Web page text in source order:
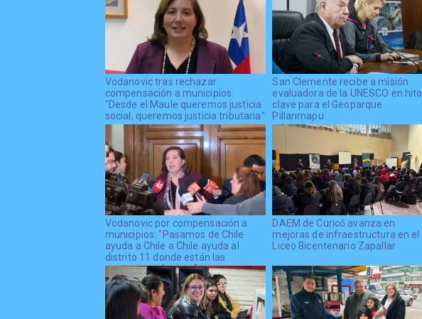
Vodanovic tras rechazar
compensación a municipios:
"Desde el Maule queremos justicia
social, queremos justicia tributaria"
San Clemente recibe a misión
evaluadora de la UNESCO en hito
clave para el Geoparque
Pillanmapu
Vodanovic por compensación a
municipios: "Pasamos de Chile
ayuda a Chile a Chile ayuda al
distrito 11 donde están las
comunas más ricas"
DAEM de Curicó avanza en
mejoras de infraestructura en el
Liceo Bicentenario Zapallar